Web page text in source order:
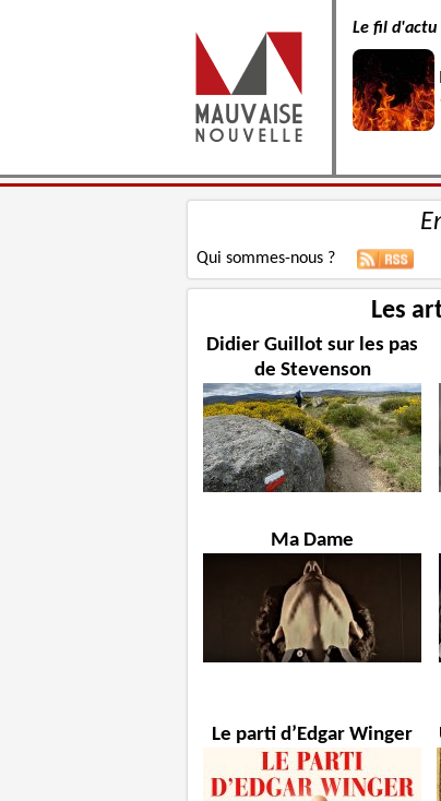
Le fil d'actu
Qui sommes-nous ?
Les
Didier Guillot sur les pas
de Stevenson
Ma Dame
Le parti d’Edgar Winger